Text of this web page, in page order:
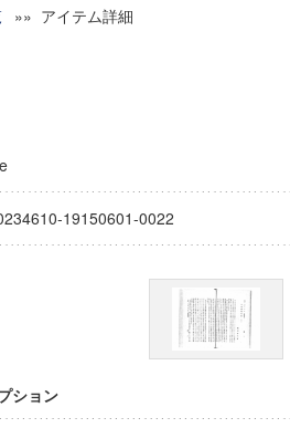
インスティテュート
究成果報告書
ィングプログラム「超成熟社会発展のサ
»» アイテム詳細
19150601-0022
ション